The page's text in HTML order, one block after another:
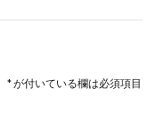
*が付いている欄は必須項目